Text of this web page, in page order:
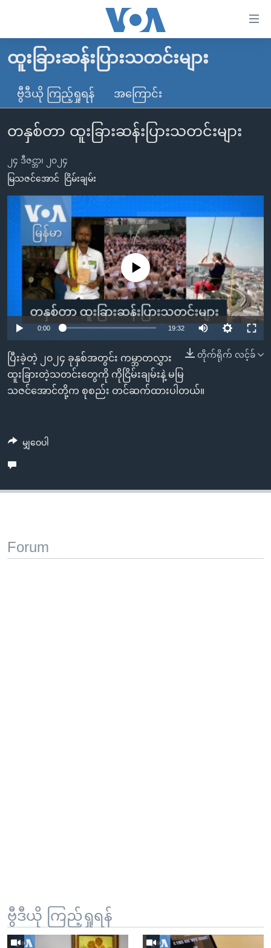
လွယ်ကူ
သည့်
များ
ပင်မ
အကြောင်းအရာ
စာမျက်နှာ
ကျော်
ကြည့်
ရန်
ရှာဖွေ
သို့
ရန်
မူလစာမျက်နှာ
မြန်မာ
ကမ္ဘာ့သတင်းများ
နိုင်ငံတကာ
တရုတ်
အစ္စရေး-ပါလက်စတိုင်း
ဗွီဒီယို
ရပ်ဝန်းတခု လမ်းတခု အလွန်
အင်္ဂလိပ်စာလေ့လာမယ်
အမေရိကန်သုံးအီဒီယံ
မကြေးမုံရဲ့ အင်္ဂလိပ်စာ
ရုပ်ရှင်ထဲက အင်္ဂလိပ်စာ
သုတပဒေသာ အင်္ဂလိပ်စာ
အပတ်စဉ်ကဏ္ဍများ
ရေဒီယို
တီဗွီ
ရေဒီယိုနှင့်ရုပ်သံ အချက်အလက်များ
ရေဒီယို/တီဗွီအစီအစဉ်
Learning English
ဗွီအိုအေ လူမှုကွန်ယက်များ
ဘာသာစကားများ
ထူးခြားဆန်းပြားသတင်းများ
ဗွီဒီယို ကြည့်ရှုရန် အကြောင်း
တနှစ်တာ ထူးခြားဆန်းပြားသတင်းများ
၂၄ ဒီဇင္ဘာ၊ ၂၀၂၄
မြသဇင်အောင်
ငြိမ်းချမ်း
No media source currently available
0:00 19:32
တိုက်ရိုက် လင့်ခ်
ပြီးခဲ့တဲ့ ၂၀၂၄ ခုနှစ်အတွင်း ကမ္ဘာတလွှား
ထူးခြားတဲ့သတင်းတွေကို ကိုငြိမ်းချမ်းနဲ့ မမြ
သဇင်အောင်တို့က စုစည်း တင်ဆက်ထားပါတယ်။
မျှဝေပါ
Forum
ဗွီဒီယို ကြည့်ရှုရန်